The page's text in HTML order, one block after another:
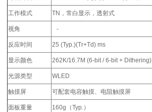
工作模式 TN，常白显示，透射式
视角 -
反应时间 25 (Typ.)(Tr+Td) ms
显示颜色 262K/16.7M (6-bit / 6-bit + Dithering)
光源类型 WLED
触摸屏 可配套电容触摸、电阻触摸屏
面板重量 160g（Typ.）